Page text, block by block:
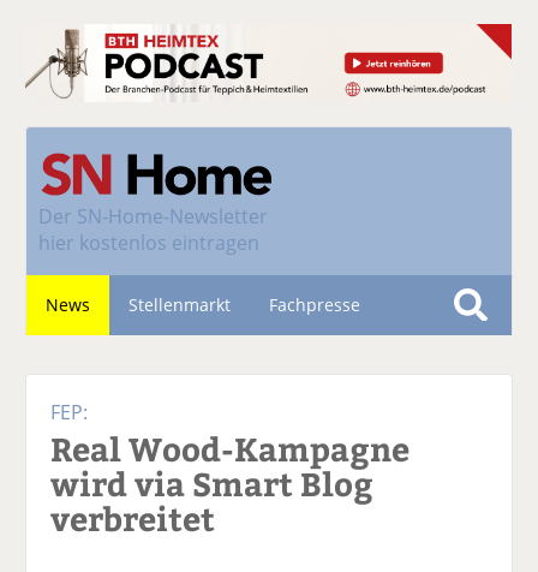
Der SN-Home-Newsletter
hier kostenlos eintragen
News Stellenmarkt Fachpresse
S
FEP:
Real Wood-Kampagne
wird via Smart Blog
verbreitet